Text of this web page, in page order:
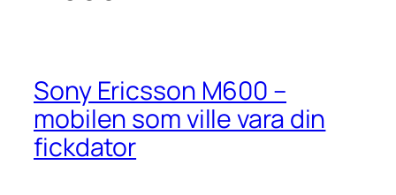
Sony Ericsson M600 –
mobilen som ville vara din
fickdator